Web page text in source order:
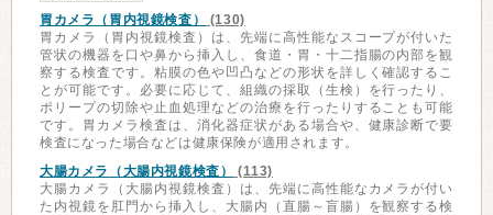
胃カメラ（胃内視鏡検査）
(130)
胃カメラ（胃内視鏡検査）は、先端に高性能なスコープが付いた
管状の機器を口や鼻から挿入し、食道・胃・十二指腸の内部を観
察する検査です。粘膜の色や凹凸などの形状を詳しく確認するこ
とが可能です。必要に応じて、組織の採取（生検）を行ったり、
ポリープの切除や止血処理などの治療を行ったりすることも可能
です。胃カメラ検査は、消化器症状がある場合や、健康診断で要
検査になった場合などは健康保険が適用されます。
大腸カメラ（大腸内視鏡検査）
(113)
大腸カメラ（大腸内視鏡検査）は、先端に高性能なカメラが付い
た内視鏡を肛門から挿入し、大腸内（直腸～盲腸）を観察する検